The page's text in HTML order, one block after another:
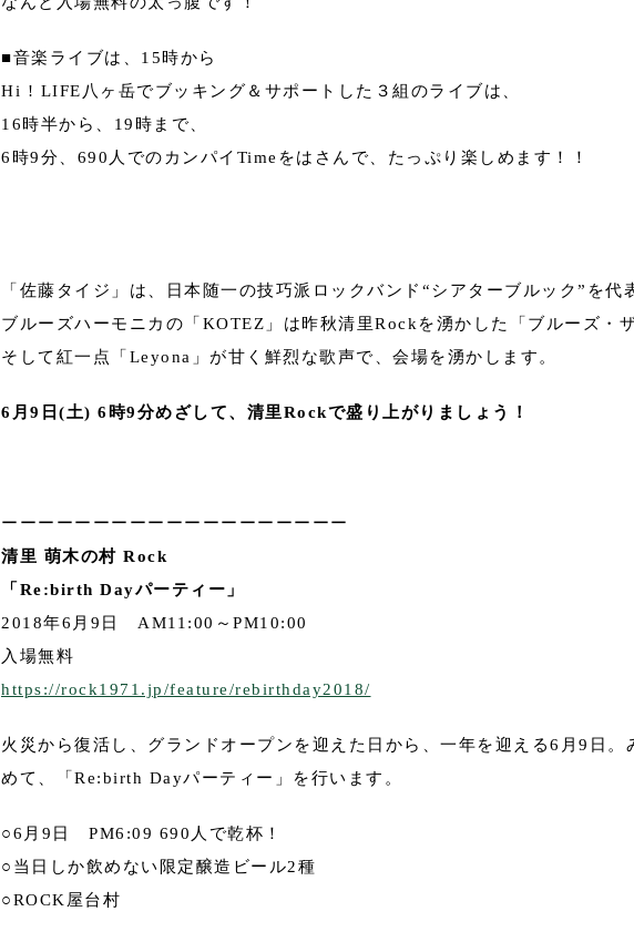
■音楽ライブは、15時から
Hi ! LIFE八ヶ岳でブッキング＆サポートした３組のライブは、
16時半から、19時まで、
6時9分、690人でのカンパイTimeをはさんで、たっぷり楽しめます！！
「佐藤タイジ」は、日本随一の技巧派ロックバンド“シアターブルック”を代
ブルーズハーモニカの「KOTEZ」は昨秋清里Rockを湧かした「ブルーズ・
そして紅一点「Leyona」が甘く鮮烈な歌声で、会場を湧かします。
6月9日(土) 6時9分めざして、清里Rockで盛り上がりましょう！
ーーーーーーーーーーーーーーーーーーー
清里 萌木の村 Rock
「Re:birth Dayパーティー」
2018年6月9日 AM11:00～PM10:00
入場無料
https://rock1971.jp/feature/rebirthday2018/
火災から復活し、グランドオープンを迎えた日から、一年を迎える6月9日。
めて、「Re:birth Dayパーティー」を行います。
○6月9日 PM6:09 690人で乾杯！
○当日しか飲めない限定醸造ビール2種
○ROCK屋台村